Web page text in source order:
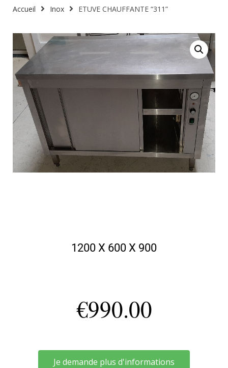
Accueil Inox ETUVE CHAUFFANTE “311”
1200 X 600 X 900
€990.00
Je demande plus d'informations